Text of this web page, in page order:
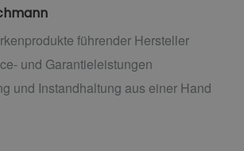
führender Hersteller
und Garantieleistungen
und Instandhaltung aus einer Hand